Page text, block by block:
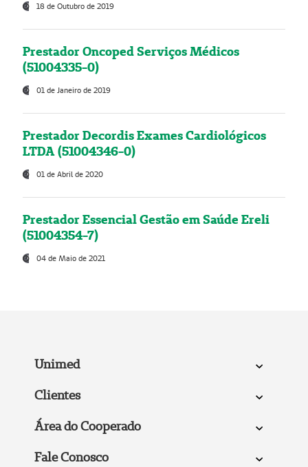
18 de Outubro de 2019
Prestador Oncoped Serviços Médicos
(51004335-0)
01 de Janeiro de 2019
Prestador Decordis Exames Cardiológicos
LTDA (51004346-0)
01 de Abril de 2020
Prestador Essencial Gestão em Saúde Ereli
(51004354-7)
04 de Maio de 2021
Unimed
Clientes
Área do Cooperado
Fale Conosco